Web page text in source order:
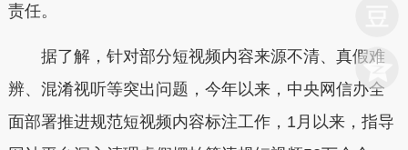
责任。
据了解，针对部分短视频内容来源不清、真假难
辨、混淆视听等突出问题，今年以来，中央网信办全
面部署推进规范短视频内容标注工作，1月以来，指导